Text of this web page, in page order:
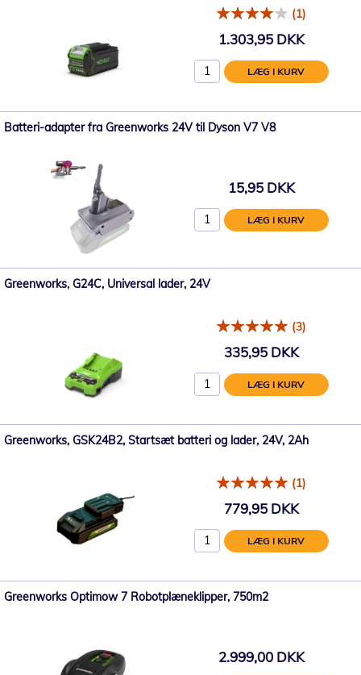
(1)
1.303,95 DKK
LÆG I KURV
Batteri-adapter fra Greenworks 24V til Dyson V7 V8
15,95 DKK
LÆG I KURV
Greenworks, G24C, Universal lader, 24V
(3)
335,95 DKK
LÆG I KURV
Greenworks, GSK24B2, Startsæt batteri og lader, 24V, 2Ah
(1)
779,95 DKK
LÆG I KURV
Greenworks Optimow 7 Robotplæneklipper, 750m2
2.999,00 DKK